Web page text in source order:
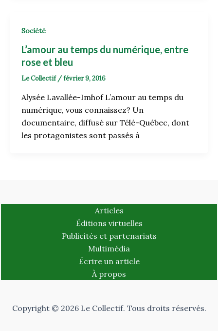
Société
L’amour au temps du numérique, entre
rose et bleu
Le Collectif /février 9, 2016
Alysée Lavallée-Imhof L’amour au temps du
numérique, vous connaissez? Un
documentaire, diffusé sur Télé-Québec, dont
les protagonistes sont passés à
Articles
Éditions virtuelles
Publicités et partenariats
Multimédia
Écrire un article
À propos
Copyright © 2026 Le Collectif. Tous droits réservés.